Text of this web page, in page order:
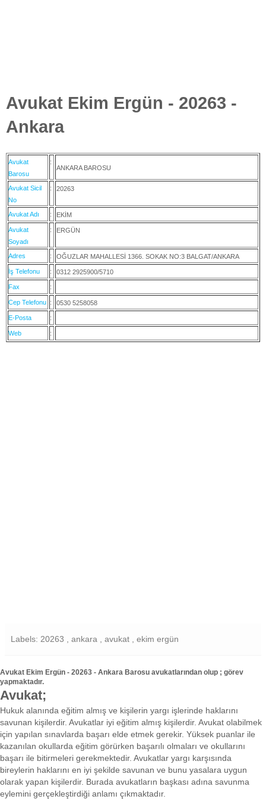
Avukat Ekim Ergün - 20263 -
Ankara
Avukat
Barosu
:
ANKARA BAROSU
Avukat Sicil
No
: 20263
Avukat Adı : EKİM
Avukat
Soyadı
: ERGÜN
Adres : OĞUZLAR MAHALLESİ 1366. SOKAK NO:3 BALGAT/ANKARA
İş Telefonu : 0312 2925900/5710
Fax :
Cep Telefonu : 0530 5258058
E-Posta :
Web :
Labels: 20263 , ankara , avukat , ekim ergün
Avukat Ekim Ergün - 20263 - Ankara Barosu avukatlarından olup ; görev
yapmaktadır.
Avukat;
Hukuk alanında eğitim almış ve kişilerin yargı işlerinde haklarını
savunan kişilerdir. Avukatlar iyi eğitim almış kişilerdir. Avukat olabilmek
için yapılan sınavlarda başarı elde etmek gerekir. Yüksek puanlar ile
kazanılan okullarda eğitim görürken başarılı olmaları ve okullarını
başarı ile bitirmeleri gerekmektedir. Avukatlar yargı karşısında
bireylerin haklarını en iyi şekilde savunan ve bunu yasalara uygun
olarak yapan kişilerdir. Burada avukatların başkası adına savunma
eylemini gerçekleştirdiği anlamı çıkmaktadır.